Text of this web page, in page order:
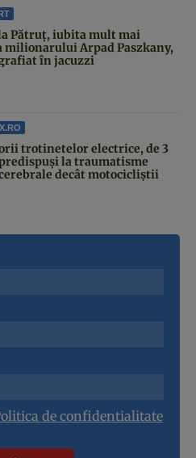
Pătruț, iubita mult mai
milionarului Arpad Paszkany,
în jacuzzi
trotinetelor electrice, de 3
la traumatisme
decât motocicliștii
de confidentialitate